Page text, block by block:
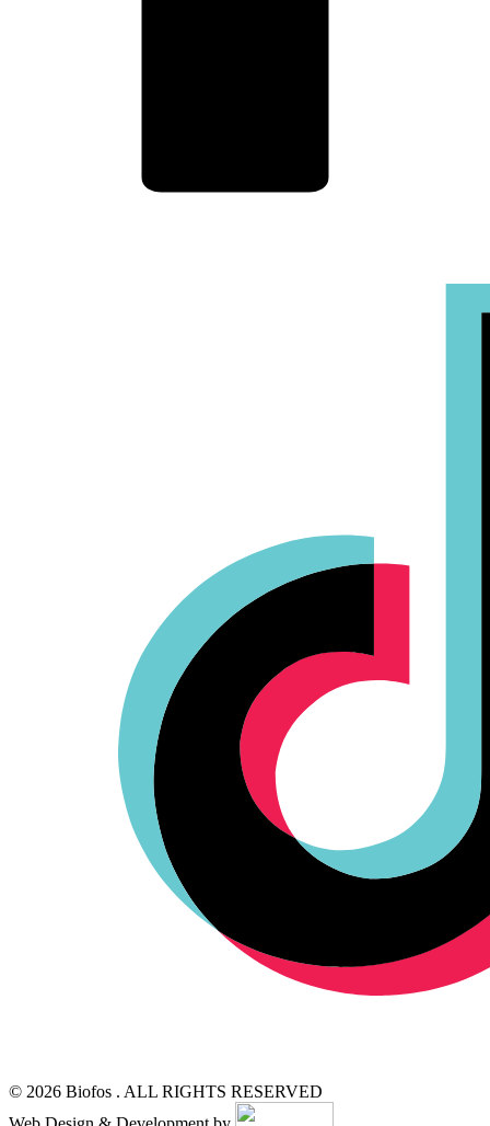
© 2026 Biofos . ALL RIGHTS RESERVED